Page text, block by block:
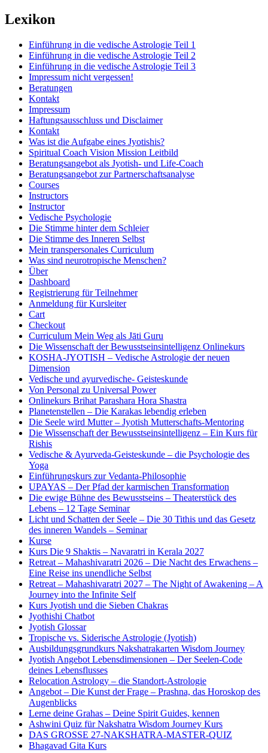
Lexikon
Einführung in die vedische Astrologie Teil 1
Einführung in die vedische Astrologie Teil 2
Einführung in die vedische Astrologie Teil 3
Impressum nicht vergessen!
Beratungen
Kontakt
Impressum
Haftungsausschluss und Disclaimer
Kontakt
Was ist die Aufgabe eines Jyotishis?
Spiritual Coach Vision Mission Leitbild
Beratungsangebot als Jyotish- und Life-Coach
Beratungsangebot zur Partnerschaftsanalyse
Courses
Instructors
Instructor
Vedische Psychologie
Die Stimme hinter dem Schleier
Die Stimme des Inneren Selbst
Mein transpersonales Curriculum
Was sind neurotropische Menschen?
Über
Dashboard
Registrierung für Teilnehmer
Anmeldung für Kursleiter
Cart
Checkout
Curriculum Mein Weg als Jāti Guru
Die Wissenschaft der Bewusstseinsintelligenz Onlinekurs
KOSHA-JYOTISH – Vedische Astrologie der neuen
Dimension
Vedische und ayurvedische- Geisteskunde
Von Personal zu Universal Power
Onlinekurs Brihat Parashara Hora Shastra
Planetenstellen – Die Karakas lebendig erleben
Die Seele wird Mutter – Jyotish Mutterschafts-Mentoring
Die Wissenschaft der Bewusstseinsintelligenz – Ein Kurs für
Rishis
Vedische & Ayurveda-Geisteskunde – die Psychologie des
Yoga
Einführungskurs zur Vedanta-Philosophie
UPAYAS – Der Pfad der karmischen Transformation
Die ewige Bühne des Bewusstseins – Theaterstück des
Lebens – 12 Tage Seminar
Licht und Schatten der Seele – Die 30 Tithis und das Gesetz
des inneren Wandels – Seminar
Kurse
Kurs Die 9 Shaktis – Navaratri in Kerala 2027
Retreat – Mahashivaratri 2026 – Die Nacht des Erwachens –
Eine Reise ins unendliche Selbst
Retreat – Mahashivaratri 2027 – The Night of Awakening – A
Journey into the Infinite Self
Kurs Jyotish und die Sieben Chakras
Jyothishi Chatbot
Jyotish Glossar
Tropische vs. Siderische Astrologie (Jyotish)
Ausbildungsgrundkurs Nakshatrakarten Wisdom Journey
Jyotish Angebot Lebensdimensionen – Der Seelen-Code
deines Lebensflusses
Relocation Astrology – die Standort-Astrologie
Angebot – Die Kunst der Frage – Prashna, das Horoskop des
Augenblicks
Lerne deine Grahas – Deine Spirit Guides, kennen
Ashwini Quiz für Nakshatra Wisdom Journey Kurs
DAS GROSSE 27-NAKSHATRA-MASTER-QUIZ
Bhagavad Gita Kurs